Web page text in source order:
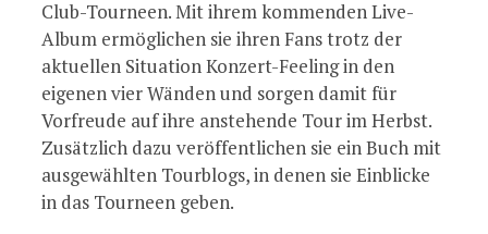
Club-Tourneen. Mit ihrem kommenden Live-
Album ermöglichen sie ihren Fans trotz der
aktuellen Situation Konzert-Feeling in den
eigenen vier Wänden und sorgen damit für
Vorfreude auf ihre anstehende Tour im Herbst.
Zusätzlich dazu veröffentlichen sie ein Buch mit
ausgewählten Tourblogs, in denen sie Einblicke
in das Tourneen geben.